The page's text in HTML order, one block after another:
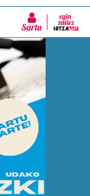
Sartu